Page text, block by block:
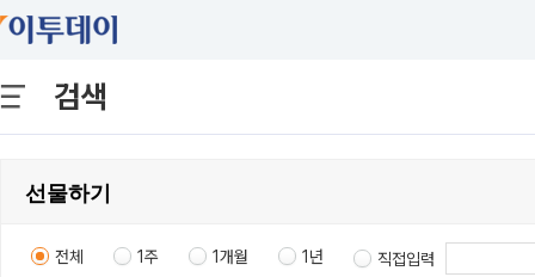
검색
전체 1주 1개월 1년 직접입력